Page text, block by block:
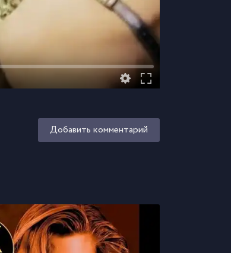
Добавить комментарий